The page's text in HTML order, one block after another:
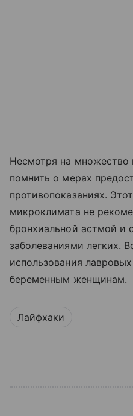
Несмотря на
помнить о мерах
противопоказаниях.
микроклимата не
бронхиальной астмой и
заболеваниями легких.
использования
беременным женщинам.
Лайфхаки